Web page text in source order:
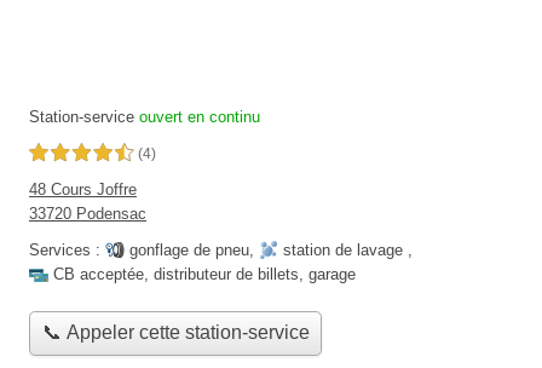
Station-service ouvert en continu
4,5 étoiles sur 5 (4)
48 Cours Joffre
33720 Podensac
Services :
gonflage de pneu, station de lavage ,
CB acceptée, distributeur de billets, garage
📞 Appeler cette station-service